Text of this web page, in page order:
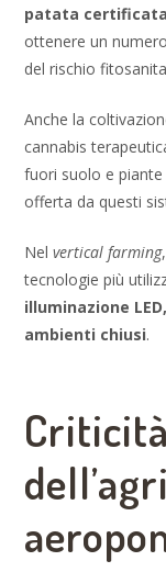
patata certificata
ottenere un
del rischio
Anche la
cannabis
fuori suolo e
offerta da questi
Nelvertical farming
tecnologie più
illuminazione
ambienti chiusi.